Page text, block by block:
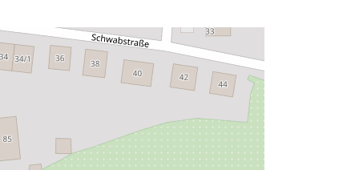
http://data.europa.eu/88u/dataset/30
41178e-2a04-4e82-a804-
dc6e5d2e36f9